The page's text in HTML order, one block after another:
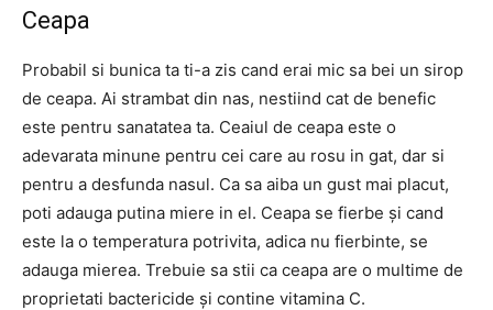
Ceapa
Probabil si bunica ta ti-a zis cand erai mic sa bei un sirop
de ceapa. Ai strambat din nas, nestiind cat de benefic
este pentru sanatatea ta. Ceaiul de ceapa este o
adevarata minune pentru cei care au rosu in gat, dar si
pentru a desfunda nasul. Ca sa aiba un gust mai placut,
poti adauga putina miere in el. Ceapa se fierbe și cand
este la o temperatura potrivita, adica nu fierbinte, se
adauga mierea. Trebuie sa stii ca ceapa are o multime de
proprietati bactericide și contine vitamina C.